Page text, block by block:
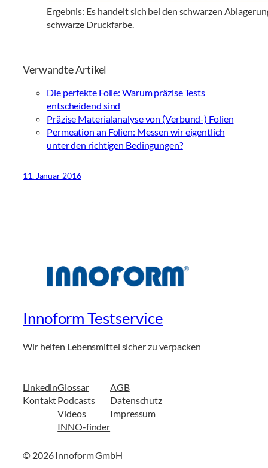
Ergebnis: Es handelt sich bei den schwarzen
schwarze Druckfarbe.
Verwandte Artikel
Die perfekte Folie: Warum präzise Tests
entscheidend sind
Präzise Materialanalyse von (Verbund-) Folien
Permeation an Folien: Messen wir eigentlich
unter den richtigen Bedingungen?
11. Januar 2016
Innoform Testservice
Wir helfen Lebensmittel sicher zu verpacken
Linkedin
Kontakt
Glossar
Podcasts
Videos
INNO-finder
AGB
Datenschutz
Impressum
© 2026 Innoform GmbH